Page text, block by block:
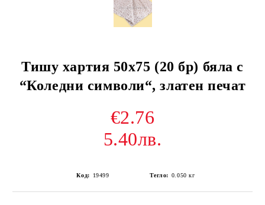
Тишу хартия 50х75 (20 бр) бяла с
“Коледни символи“, златен печат
€2.76
5.40лв.
Код: 19499 Тегло: 0.050 кг